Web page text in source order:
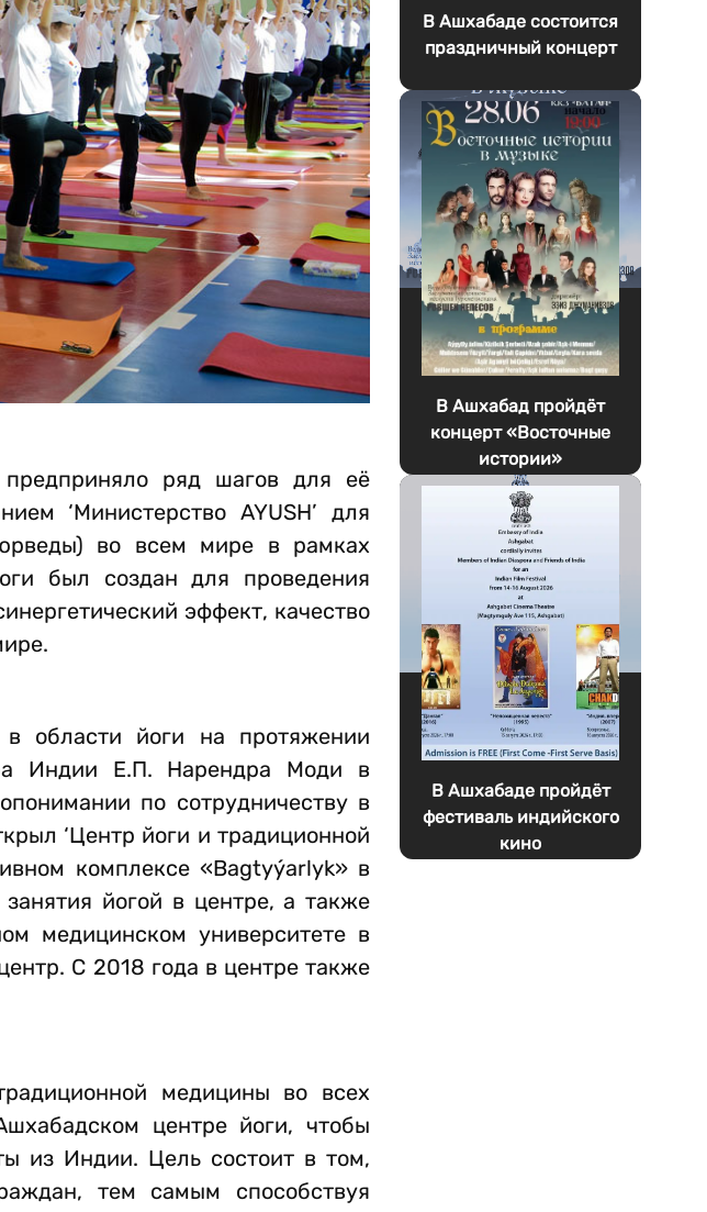
предприняло ряд шагов для её
‘Министерство AYUSH’ для
во всем мире в рамках
был создан для проведения
эффект, качество
области йоги на протяжении
Индии Е.П. Нарендра Моди в
по сотрудничеству в
‘Центр йоги и традиционной
комплексе «Bagtyýarlyk» в
йогой в центре, а также
медицинском университете в
С 2018 года в центре также
медицины во всех
центре йоги, чтобы
из Индии. Цель состоит в том,
тем самым способствуя
В Ашхабаде состоится
праздничный концерт
В Ашхабад пройдёт
концерт «Восточные
истории»
В Ашхабаде пройдёт
фестиваль индийского
кино